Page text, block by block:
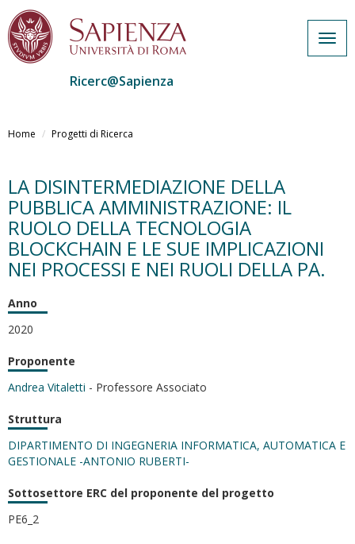
al
Ricerc@Sapienza
Home Progetti di Ricerca
LA DISINTERMEDIAZIONE DELLA
PUBBLICA AMMINISTRAZIONE: IL
RUOLO DELLA TECNOLOGIA
BLOCKCHAIN E LE SUE IMPLICAZIONI
NEI PROCESSI E NEI RUOLI DELLA PA.
Anno
2020
Proponente
Andrea Vitaletti - Professore Associato
Struttura
DIPARTIMENTO DI INGEGNERIA INFORMATICA, AUTOMATICA E
GESTIONALE -ANTONIO RUBERTI-
Sottosettore ERC del proponente del progetto
PE6_2